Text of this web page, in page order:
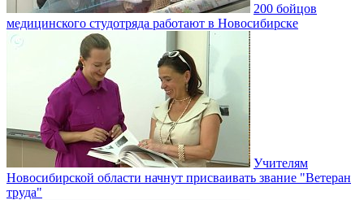
200 бойцов
медицинского студотряда работают в Новосибирске
Учителям
Новосибирской области начнут присваивать звание "Ветеран
труда"